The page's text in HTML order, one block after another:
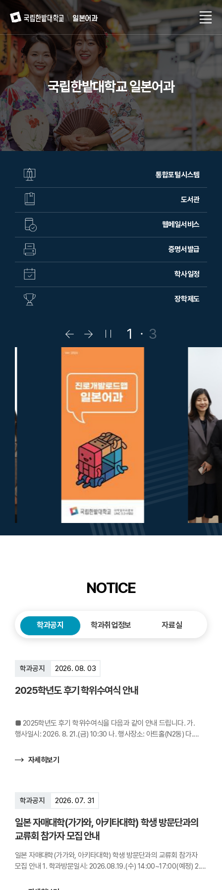
일본어과
국립한밭대학교 일본어과
통합포털시스템
도서관
웹메일서비스
증명서발급
학사일정
장학제도
팝
업
라
이
이
팝
라
이
드
다
음
팝
라
이
드
정
1 3
NOTICE
학과공지 학과취업정보 자료실
학과공지 2026. 08. 03
2025학년도 후기 학위수여식 안내
■ 2025학년도 후기 학위수여식을 다음과 같이 안내 드립니다. 가.
행사일시: 2026. 8. 21.(금) 10:30 나. 행사장소: 아트홀(N2동) 다.
사무실 옆 강의실 (S4동 327호) 마. 안내 및 협조사항 1) 학위증 및
학위수여식 당일에 수령해주시고, 부득이한 경우 6개월 이내에 찾아가
자세히보기
학과공지 2026. 07. 31
일본 자매대학(가가와, 아키타대학) 학생 방문단과의
교류회 참가자 모집 안내
일본 자매대학(가가와, 아키타대학) 학생 방문단과의 교류회 참가자
모집 안내 1. 학과방문일시: 2026.08.19.(수) 14:00~17:00(예정) 2.
대학 학생 참가자: 8명(예정) 4. 신청기한: 2026.08.07.(금)까지 5.